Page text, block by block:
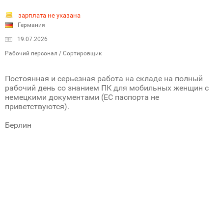
зарплата не указана
Германия
19.07.2026
Рабочий персонал / Сортировщик
Постоянная и серьезная работа на складе на полный
рабочий день со знанием ПК для мобильных женщин с
немецкими документами (ЕС паспорта не
приветствуются).
Берлин